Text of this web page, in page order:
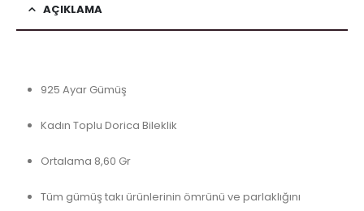
AÇIKLAMA
925 Ayar Gümüş
Kadın Toplu Dorica Bileklik
Ortalama 8,60 Gr
Tüm gümüş takı ürünlerinin ömrünü ve parlaklığını